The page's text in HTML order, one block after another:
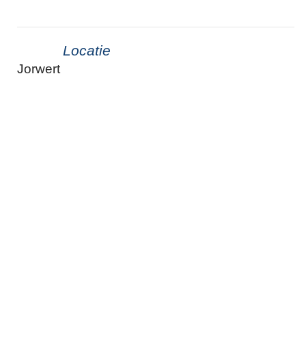
Locatie
Jorwert